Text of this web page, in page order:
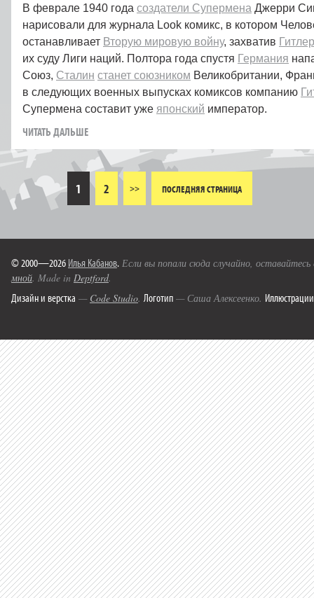
В феврале 1940 года создатели Супермена Джерри
нарисовали для журнала Look комикс, в котором
останавливает Вторую мировую войну, захватив
их суду Лиги наций. Полтора года спустя Германия
Союз, Сталин станет союзником Великобритании,
в следующих военных выпусках комиксов компанию
Супермена составит уже японский император.
ЧИТАТЬ ДАЛЬШЕ
1 2 >> ПОСЛЕДНЯЯ СТРАНИЦА
© 2000—2026 Илья Кабанов. Если вы попали сюда случайно,
мной. Made in Deptford.
Дизайн и верстка — Code Studio. Логотип — Саша Алексеенко. Иллюстрации